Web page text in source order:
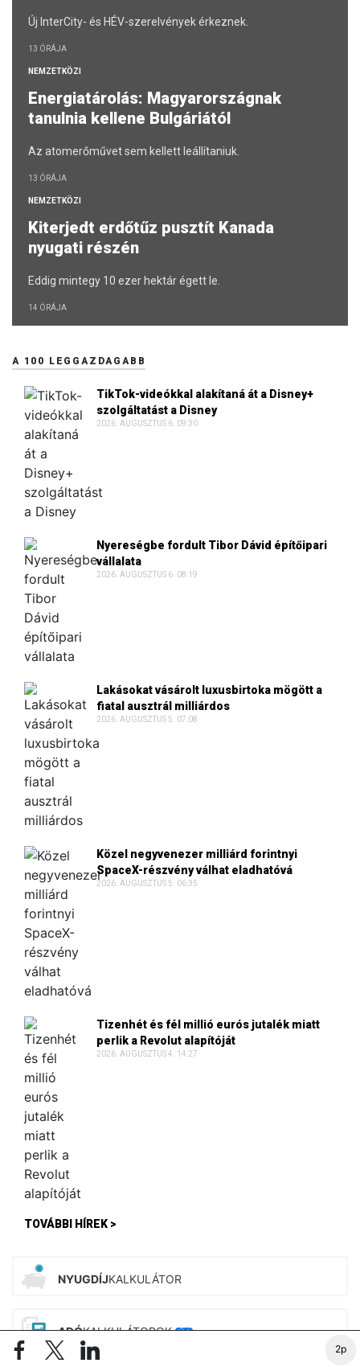
2p
Új InterCity- és HÉV-szerelvények érkeznek.
13 ÓRÁJA
NEMZETKÖZI
Energiatárolás: Magyarországnak
tanulnia kellene Bulgáriától
Az atomerőművet sem kellett leállítaniuk.
13 ÓRÁJA
NEMZETKÖZI
Kiterjedt erdőtűz pusztít Kanada
nyugati részén
Eddig mintegy 10 ezer hektár égett le.
14 ÓRÁJA
A 100 LEGGAZDAGABB
TikTok-videókkal alakítaná át a Disney+
szolgáltatást a Disney
2026. AUGUSZTUS 6. 09:30
Nyereségbe fordult Tibor Dávid építőipari
vállalata
2026. AUGUSZTUS 6. 08:19
Lakásokat vásárolt luxusbirtoka mögött a
fiatal ausztrál milliárdos
2026. AUGUSZTUS 5. 07:08
Közel negyvenezer milliárd forintnyi
SpaceX-részvény válhat eladhatóvá
2026. AUGUSZTUS 5. 06:35
Tizenhét és fél millió eurós jutalék miatt
perlik a Revolut alapítóját
2026. AUGUSZTUS 4. 14:27
TOVÁBBI HÍREK >
NYUGDÍJKALKULÁTOR
ADÓKALKULÁTOROK ÚJ